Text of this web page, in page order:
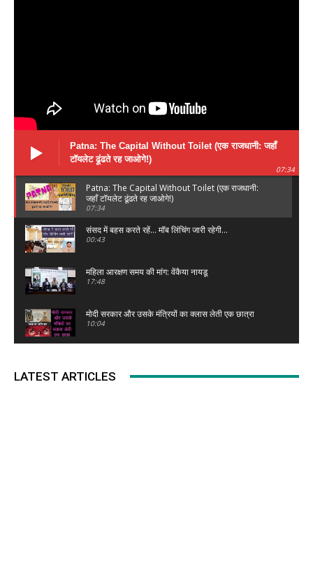
Patna: The Capital Without Toilet (एक राजधानी: जहाँ
टॉयलेट ढूंढते रह जाओगे!)
07:34
Patna: The Capital Without Toilet (एक राजधानी:
जहाँ टॉयलेट ढूंढते रह जाओगे!)
07:34
संसद में बहस करते रहें... मॉब लिंचिंग जारी रहेगी...
00:43
महिला आरक्षण समय की मांग: वेंकैया नायडू
17:48
मोदी सरकार और उसके मंत्रियों का क्लास लेती एक छात्रा
10:04
LATEST ARTICLES